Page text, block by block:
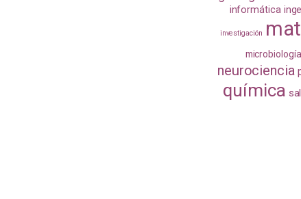
informática
investigación
microbiología
neurociencia
química